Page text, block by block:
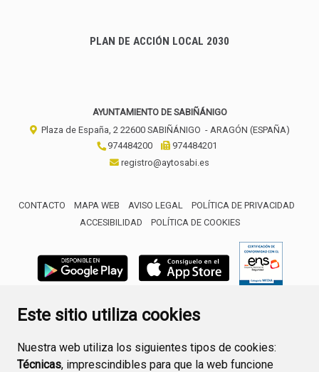
Este sitio utiliza cookies
Nuestra web utiliza los siguientes tipos de cookies:
Técnicas, imprescindibles para que la web funcione
PLAN DE ACCIÓN LOCAL 2030
AYUNTAMIENTO DE SABIÑÁNIGO
Plaza de España, 2 22600 SABIÑÁNIGO - ARAGÓN (ESPAÑA)
974484200
974484201
registro@aytosabi.es
CONTACTO MAPA WEB AVISO LEGAL
POLÍTICA DE PRIVACIDAD
ACCESIBILIDAD
POLÍTICA DE COOKIES